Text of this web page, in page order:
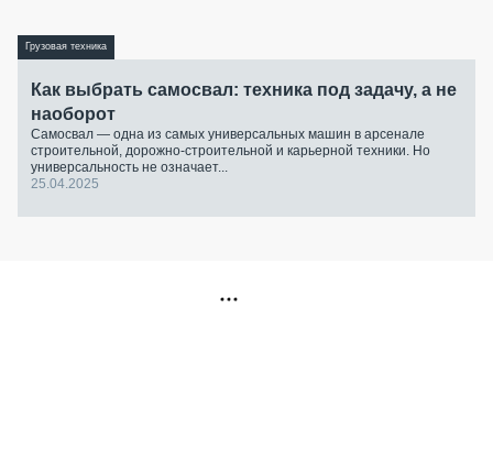
Грузовая техника
Как выбрать самосвал: техника под задачу, а не
наоборот
Самосвал — одна из самых универсальных машин в арсенале
строительной, дорожно-строительной и карьерной техники. Но
универсальность не означает...
25.04.2025